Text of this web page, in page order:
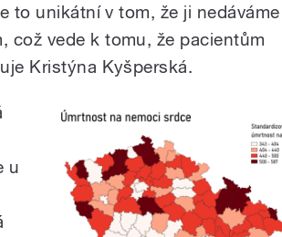
to unikátní v tom, že ji nedáváme
což vede k tomu, že pacientům
Kristýna Kyšperská.
u